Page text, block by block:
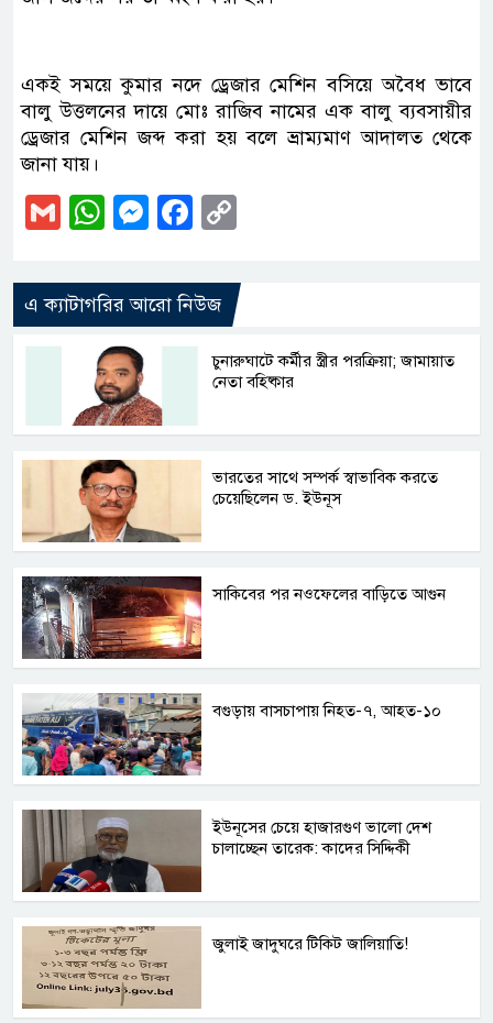
একই সময়ে কুমার নদে ড্রেজার মেশিন বসিয়ে অবৈধ ভাবে
বালু উত্তলনের দায়ে মোঃ রাজিব নামের এক বালু ব্যবসায়ীর
ড্রেজার মেশিন জব্দ করা হয় বলে ভ্রাম্যমাণ আদালত থেকে
জানা যায়।
GmailWhatsApp
Messenger
Facebook
এ ক্যাটাগরির আরো নিউজ
চুনারুঘাটে কর্মীর স্ত্রীর পরক্রিয়া; জামায়াত
নেতা বহিষ্কার
ভারতের সাথে সম্পর্ক স্বাভাবিক করতে
চেয়েছিলেন ড. ইউনূস
সাকিবের পর নওফেলের বাড়িতে আগুন
বগুড়ায় বাসচাপায় নিহত-৭, আহত-১০
ইউনূসের চেয়ে হাজারগুণ ভালো দেশ
চালাচ্ছেন তারেক: কাদের সিদ্দিকী
জুলাই জাদুঘরে টিকিট জালিয়াতি!